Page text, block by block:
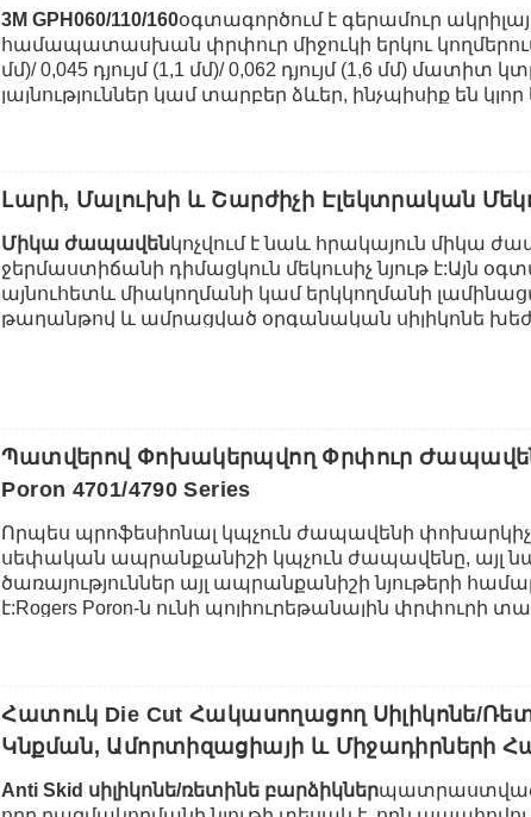
պոլիկարբոնատը և ABS-ը:
3M GPH060/110/160օգտագործում է գերամուր
համապատասխան փրփուր միջուկի երկու
մմ)/ 0,045 դյույմ (1,1 մմ)/ 0,062 դյույմ (1,6 մմ)
լայնություններ կամ տարբեր ձևեր, ինչպիսիք են
պահանջների:Գերազանց բարձր ջերմաստիճանի
երկարաժամկետ 300°F) հատկությունը այն
ցիկլին:Բացի այդ, այն կարող է լինել գամերի,
նախագծված է մետաղների, ապակու և միջինից
նյութերին լավ կպչելու համար, ինչպիսիք են
կոմպոզիտները, պլաստմասսա, ակրիլը, ABS-ը,
անտեսանելի ամրացումը մակերեսները հարթ է
Լարի, Մալուխի ԵՒ Շարժիչի Էլեկտրական
Միկա ժապավենկոչվում է նաև հրակայուն միկա
ջերմաստիճանի դիմացկուն մեկուսիչ նյութ է:Այն
այնուհետև միակողմանի կամ երկկողմանի
թաղանթով և ամրացված օրգանական սիլիկոնե խեժի
չափազանց բարձր ջերմակայունություն:Միկա
էլեկտրական մալուխի կամ մետաղալարերի
այրման ժամանակ թունավոր ծխի և գազի
օգտագործվում է նաև որոշ վայրերում, որտեղ
անվտանգություն և անվտանգություն, ինչպիսիք են
ձեռնարկությունները:
Պատվերով Փոխակերպվող Փրփուր
Poron 4701/4790 Series
Որպես պրոֆեսիոնալ կպչուն ժապավենի փոխարկիչ,
սեփական ապրանքանիշի կպչուն ժապավենը, այլ
ծառայություններ այլ ապրանքանիշի նյութերի
է:Rogers Poron-ն ունի պոլիուրեթանային փրփուրի
կիրառություններով:Մենք կարող ենք տրամադրել
ծառայություններով՝ ըստ հաճախորդի գծագրի և
Հատուկ Die Cut Հակասողացող Սիլիկոնե/
Կնքման, Ամորտիզացիայի ԵՒ Միջադիրների
Anti Skid սիլիկոնե/ռետինե բարձիկներպատրաստված